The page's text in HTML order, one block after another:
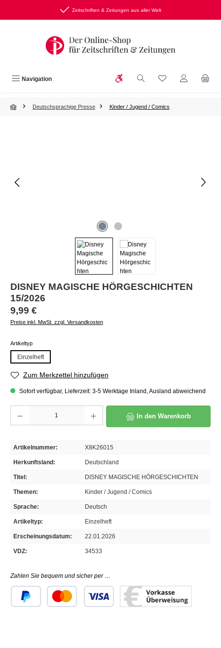
Zum Hauptinhalt springen Zeitschriften & Zeitungen aus aller Welt
Navigation Werkzeugleiste anzeigen
Du hast 0
Deutschsprachige Presse Kinder / Jugend / Comics
DISNEY MAGISCHE HÖRGESCHICHTEN
15/2026
Regulärer Preis:
9,99 €
Preise inkl. MwSt. zzgl. Versandkosten
Artikeltypauswählen
Einzelheft
Zum Merkzettel hinzufügen
Sofort verfügbar, Lieferzeit: 3-5 Werktage Inland, Ausland abweichend
In den Warenkorb
Artikelnummer: X8K26015
Herkunftsland: Deutschland
Titel: DISNEY MAGISCHE HÖRGESCHICHTEN
Themen: Kinder / Jugend / Comics
Sprache: Deutsch
Artikeltyp: Einzelheft
Erscheinungsdatum: 22.01.2026
VDZ: 34533
Zahlen Sie bequem und sicher per …